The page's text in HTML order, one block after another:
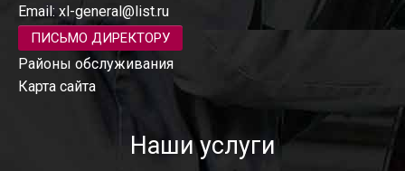
Email: xl-general@list.ru
ПИСЬМО ДИРЕКТОРУ
Районы обслуживания
Карта сайта
Наши услуги